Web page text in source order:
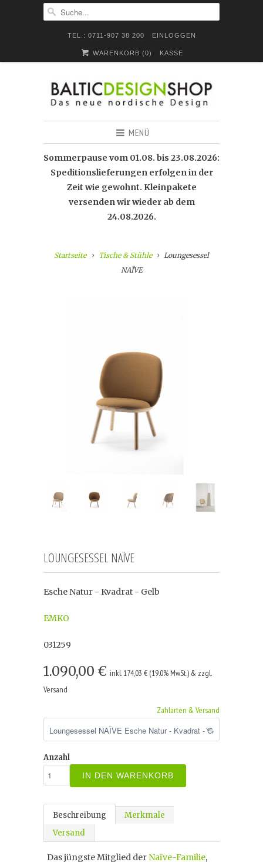
TEL.: 0711-907 38 200 EINLOGGEN
WARENKORB (0) KASSE
MENÜ
Sommerpause vom 01.08. bis 23.08.2026:
Speditionslieferungen erfolgen in der
Zeit wie gewohnt. Kleinpakete
versenden wir wieder ab dem
24.08.2026.
Startseite Tische & Stühle
Loungesessel
NAÏVE
LOUNGESESSEL NAÏVE
Esche Natur - Kvadrat - Gelb
EMKO
031259
1.090,00 € inkl. 174,03 € (19.0% MwSt.) & zzgl.
Versand
Zahlarten & Versand
Anzahl
IN DEN WARENKORB
Beschreibung
Merkmale
Versand
Das jüngste Mitglied der Naïve-Familie,